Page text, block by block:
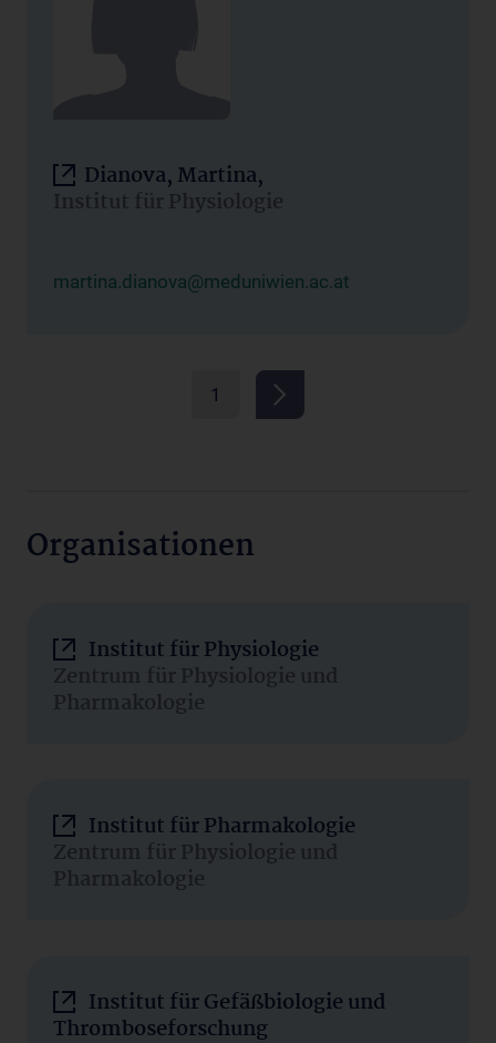
Dianova, Martina,
Institut für Physiologie
martina.dianova@meduniwien.ac.at
1
Organisationen
Institut für Physiologie
Zentrum für Physiologie und
Pharmakologie
Institut für Pharmakologie
Zentrum für Physiologie und
Pharmakologie
Institut für Gefäßbiologie und
Thromboseforschung